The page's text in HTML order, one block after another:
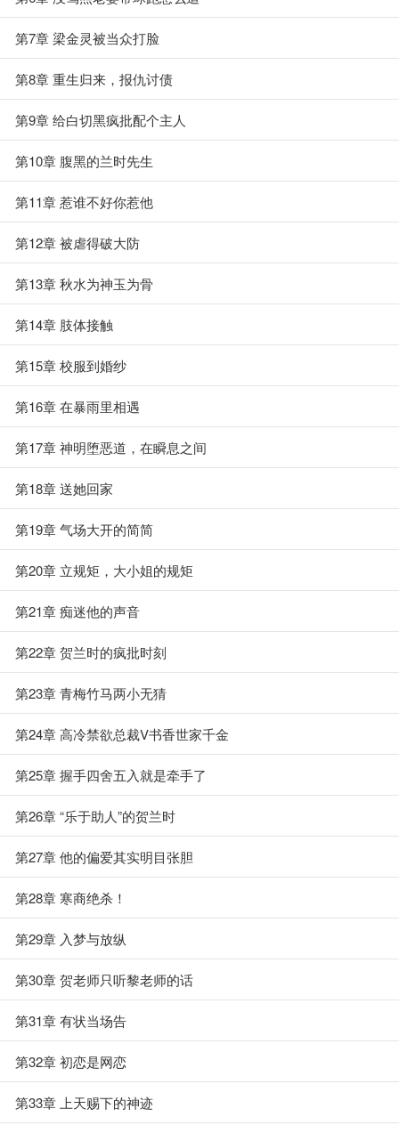
第7章 梁金灵被当众打脸
第8章 重生归来，报仇讨债
第9章 给白切黑疯批配个主人
第10章 腹黑的兰时先生
第11章 惹谁不好你惹他
第12章 被虐得破大防
第13章 秋水为神玉为骨
第14章 肢体接触
第15章 校服到婚纱
第16章 在暴雨里相遇
第17章 神明堕恶道，在瞬息之间
第18章 送她回家
第19章 气场大开的简简
第20章 立规矩，大小姐的规矩
第21章 痴迷他的声音
第22章 贺兰时的疯批时刻
第23章 青梅竹马两小无猜
第24章 高冷禁欲总裁V书香世家千金
第25章 握手四舍五入就是牵手了
第26章 “乐于助人”的贺兰时
第27章 他的偏爱其实明目张胆
第28章 寒商绝杀！
第29章 入梦与放纵
第30章 贺老师只听黎老师的话
第31章 有状当场告
第32章 初恋是网恋
第33章 上天赐下的神迹